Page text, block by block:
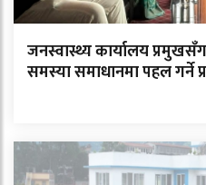
जनस्वास्थ्य कार्यालय
समस्या समाधानमा पहल गर्ने